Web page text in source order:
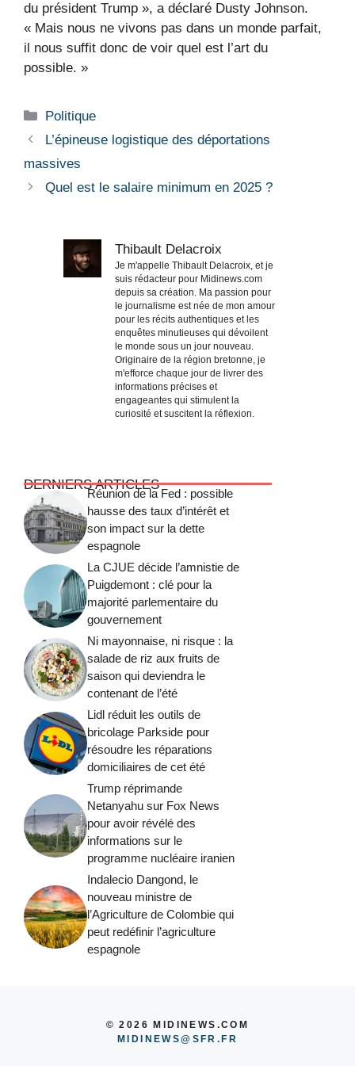
du président Trump », a déclaré Dusty Johnson.
« Mais nous ne vivons pas dans un monde parfait,
il nous suffit donc de voir quel est l’art du
possible. »
Catégories
Politique
L’épineuse logistique des déportations
massives
Quel est le salaire minimum en 2025 ?
Thibault Delacroix
Je m'appelle Thibault Delacroix, et je
suis rédacteur pour Midinews.com
depuis sa création. Ma passion pour
le journalisme est née de mon amour
pour les récits authentiques et les
enquêtes minutieuses qui dévoilent
le monde sous un jour nouveau.
Originaire de la région bretonne, je
m'efforce chaque jour de livrer des
informations précises et
engageantes qui stimulent la
curiosité et suscitent la réflexion.
DERNIERS ARTICLES
Réunion de la Fed : possible
hausse des taux d’intérêt et
son impact sur la dette
espagnole
La CJUE décide l’amnistie de
Puigdemont : clé pour la
majorité parlementaire du
gouvernement
Ni mayonnaise, ni risque : la
salade de riz aux fruits de
saison qui deviendra le
contenant de l’été
Lidl réduit les outils de
bricolage Parkside pour
résoudre les réparations
domiciliaires de cet été
Trump réprimande
Netanyahu sur Fox News
pour avoir révélé des
informations sur le
programme nucléaire iranien
Indalecio Dangond, le
nouveau ministre de
l’Agriculture de Colombie qui
peut redéfinir l’agriculture
espagnole
© 2026 MIDINEWS.COM
MIDINEWS@SFR.FR